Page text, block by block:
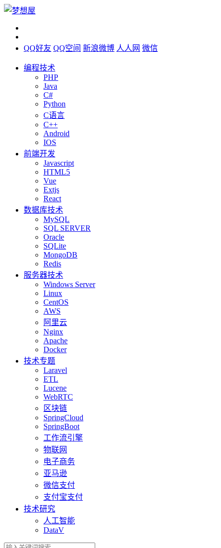
QQ好友 QQ空间 新浪微博 人人网 微信
编程技术
PHP
Java
C#
Python
C语言
C++
Android
IOS
前端开发
Javascript
HTML5
Vue
Extjs
React
数据库技术
MySQL
SQL SERVER
Oracle
SQLite
MongoDB
Redis
服务器技术
Windows Server
Linux
CentOS
AWS
阿里云
Nginx
Apache
Docker
技术专题
Laravel
ETL
Lucene
WebRTC
区块链
SpringCloud
SpringBoot
工作流引擎
物联网
电子商务
亚马逊
微信支付
支付宝支付
技术研究
人工智能
DataV